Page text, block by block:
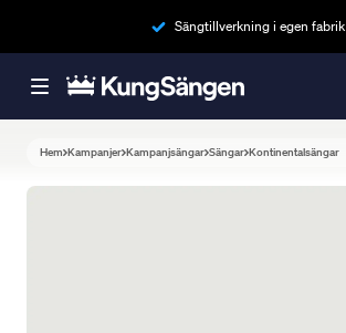
Sängtillverkning i egen fabrik
Hem Kampanjer Kampanjsängar Sängar Kontinentalsängar